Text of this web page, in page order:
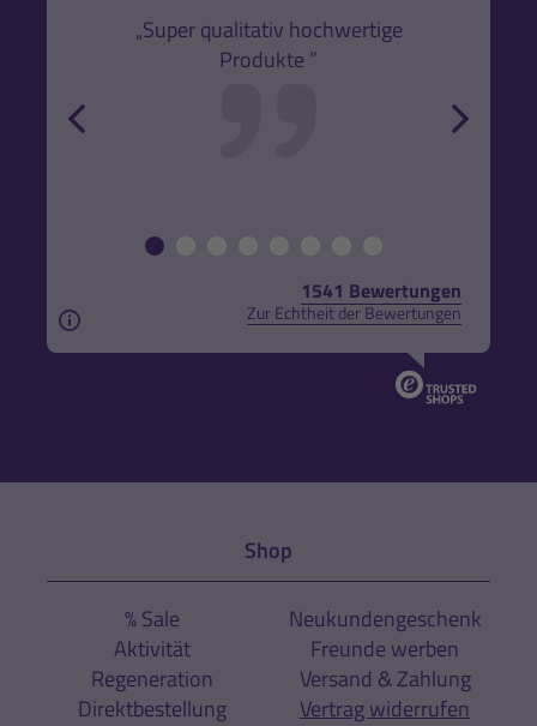
„Super qualitativ hochwertige
Produkte ”
1541 Bewertungen
Zur Echtheit der Bewertungen
Aus rechtlichen Gründen weisen wir darauf hin,
Shop
% Sale
Aktivität
Regeneration
Direktbestellung
Neukundengeschenk
Freunde werben
Versand & Zahlung
Vertrag widerrufen